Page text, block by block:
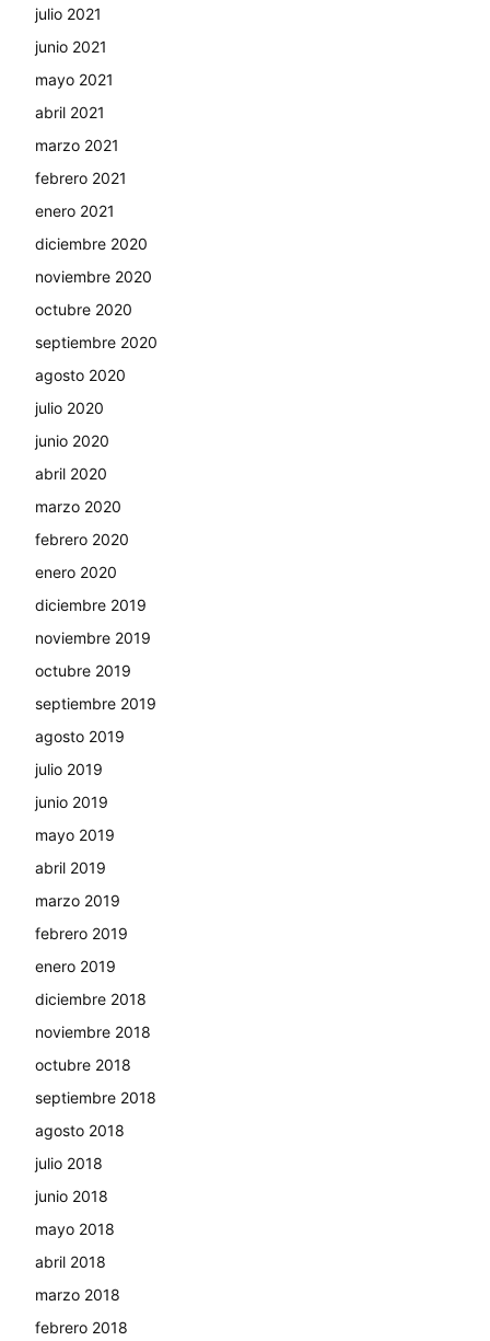
julio 2021
junio 2021
mayo 2021
abril 2021
marzo 2021
febrero 2021
enero 2021
diciembre 2020
noviembre 2020
octubre 2020
septiembre 2020
agosto 2020
julio 2020
junio 2020
abril 2020
marzo 2020
febrero 2020
enero 2020
diciembre 2019
noviembre 2019
octubre 2019
septiembre 2019
agosto 2019
julio 2019
junio 2019
mayo 2019
abril 2019
marzo 2019
febrero 2019
enero 2019
diciembre 2018
noviembre 2018
octubre 2018
septiembre 2018
agosto 2018
julio 2018
junio 2018
mayo 2018
abril 2018
marzo 2018
febrero 2018